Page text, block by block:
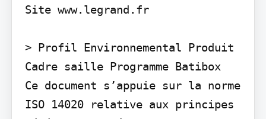
Site www.legrand.fr
> Profil Environnemental Produit
Cadre saille Programme Batibox
Ce document s’appuie sur la norme
ISO 14020 relative aux principes